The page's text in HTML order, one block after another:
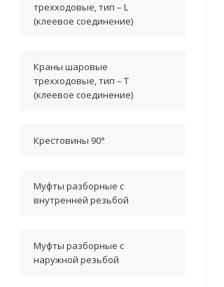
трехходовые, тип – L
(клеевое соединение)
Краны шаровые
трехходовые, тип – T
(клеевое соединение)
Крестовины 90°
Муфты разборные с
внутренней резьбой
Муфты разборные с
наружной резьбой